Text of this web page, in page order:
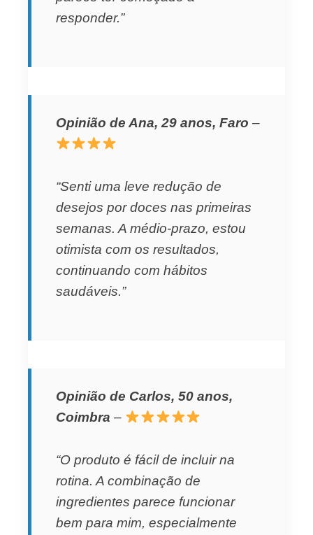
responder.”
Opinião de Ana, 29 anos, Faro –
“Senti uma leve redução de
desejos por doces nas primeiras
semanas. A médio-prazo, estou
otimista com os resultados,
continuando com hábitos
saudáveis.”
Opinião de Carlos, 50 anos,
Coimbra –
“O produto é fácil de incluir na
rotina. A combinação de
ingredientes parece funcionar
bem para mim, especialmente